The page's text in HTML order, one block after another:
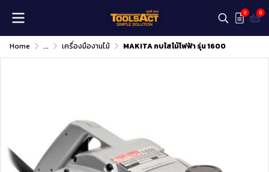
0 0
Home ... เครื่องมืองานไม้ MAKITA กบไสไม้ไฟฟ้า รุ่น 1600